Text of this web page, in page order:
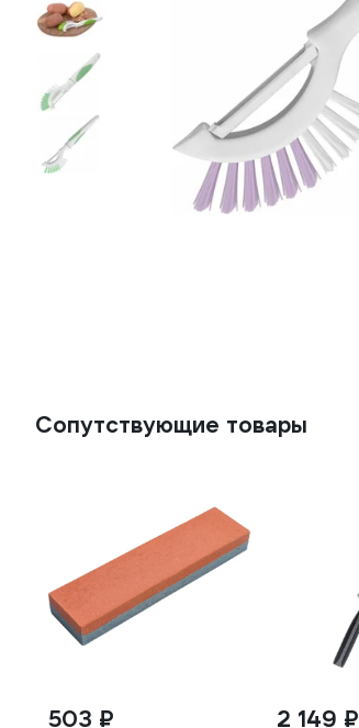
Сопутствующие товары
503 ₽ 2 149 ₽